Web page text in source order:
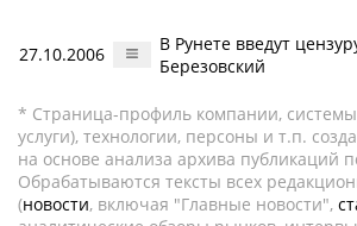
27.10.2006
В Рунете введут
Березовский
* Страница-профиль компании, системы
услуги), технологии, персоны и т.п.
на основе анализа архива публикаций
Обрабатываются тексты всех
(новости, включая "Главные новости",